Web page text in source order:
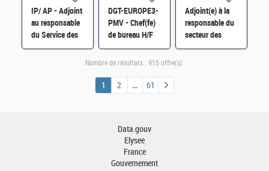
Formation
Professionnelle
H/F
IP/ AP - Adjoint
au responsable
du Service des
Impôts des
DGT-EUROPE3-
PMV - Chef(fe)
de bureau H/F
Adjoint(e) à la
responsable du
secteur des
distinctions
Nombre de résultats : 915 offre(s)
1 2 61
Data.gouv
Elysee
France
Gouvernement